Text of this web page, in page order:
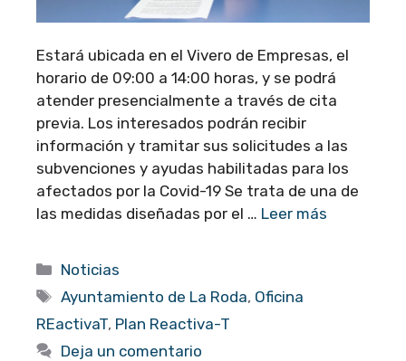
Estará ubicada en el Vivero de Empresas, el
horario de 09:00 a 14:00 horas, y se podrá
atender presencialmente a través de cita
previa. Los interesados podrán recibir
información y tramitar sus solicitudes a las
subvenciones y ayudas habilitadas para los
afectados por la Covid-19 Se trata de una de
las medidas diseñadas por el … Leer más
Categorías
Noticias
Etiquetas
Ayuntamiento de La Roda, Oficina
REactivaT, Plan Reactiva-T
Deja un comentario